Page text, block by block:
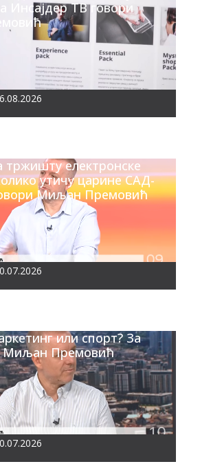
Инсајдер ТВ говори
тржишту електронске
утичу царине САД-
Миљан Премовић
или спорт? За
Миљан Премовић